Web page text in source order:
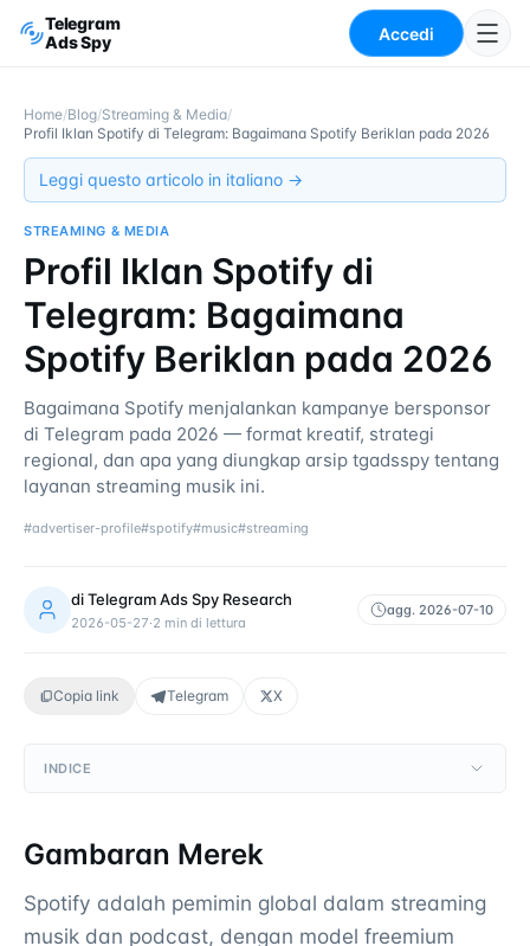
Telegram
Ads Spy
Accedi
Home/Blog/Streaming & Media/
Profil Iklan Spotify di Telegram: Bagaimana Spotify Beriklan pada 2026
Leggi questo articolo in italiano →
STREAMING & MEDIA
Profil Iklan Spotify di
Telegram: Bagaimana
Spotify Beriklan pada 2026
Bagaimana Spotify menjalankan kampanye bersponsor
di Telegram pada 2026 — format kreatif, strategi
regional, dan apa yang diungkap arsip tgadsspy tentang
layanan streaming musik ini.
#advertiser-profile#spotify#music#streaming
diTelegram Ads Spy Research
2026-05-27·2 min di lettura
agg. 2026-07-10
Copia link Telegram X
INDICE
Gambaran Merek
Spotify adalah pemimin global dalam streaming
musik dan podcast, dengan model freemium